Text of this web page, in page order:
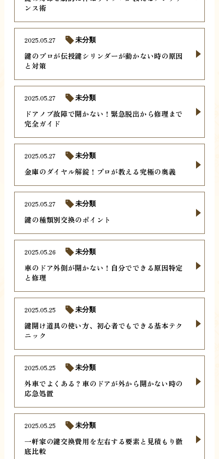
ンス術
鍵のプロが伝授鍵シリンダーが動かない時の原因
と対策
2025.05.27 未分類
ドアノブ故障で開かない！緊急脱出から修理まで
完全ガイド
2025.05.27 未分類
金庫のダイヤル解錠！プロが教える究極の奥義
2025.05.27 未分類
鍵の種類別交換のポイント
2025.05.27 未分類
車のドア外側が開かない！自分でできる原因特定
と修理
2025.05.26 未分類
鍵開け道具の使い方、初心者でもできる基本テク
ニック
2025.05.25 未分類
外車でよくある？車のドアが外から開かない時の
応急処置
2025.05.25 未分類
一軒家の鍵交換費用を左右する要素と見積もり徹
底比較
2025.05.25 未分類